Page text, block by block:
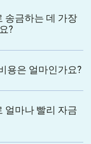
송금하는 데 가장
?
용은 얼마인가요?
얼마나 빨리 자금